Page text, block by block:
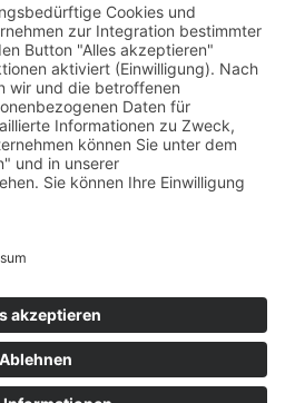
Bögl. Alle Rechte bleiben